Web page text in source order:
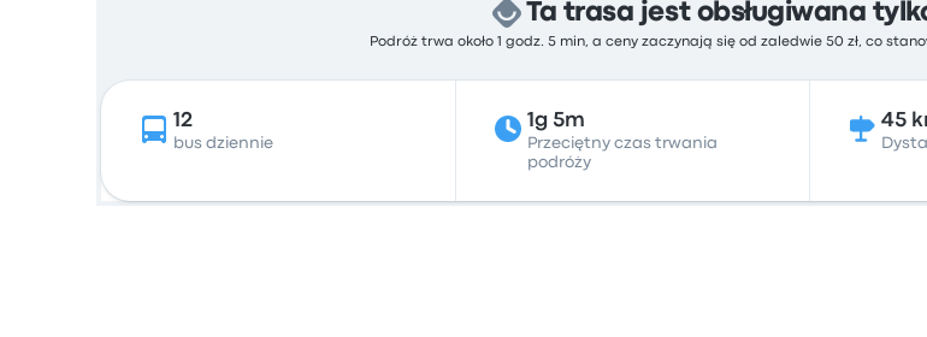
Ta trasa jest obsługiwana
Podróż trwa około 1 godz. 5 min, a ceny zaczynają się od zaledwie 50 zł, co
12
bus dziennie
1g 5m
Przeciętny czas trwania
podróży
45